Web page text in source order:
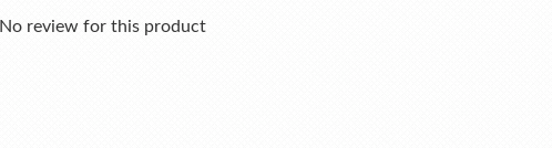
No review for this product